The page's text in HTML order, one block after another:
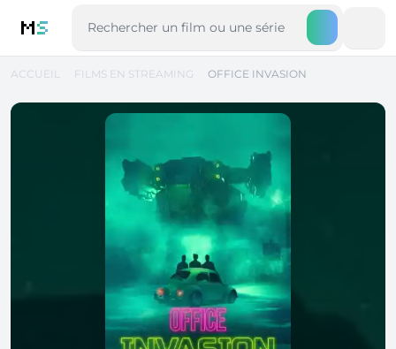
MS
ACCUEIL FILMS EN STREAMING OFFICE INVASION